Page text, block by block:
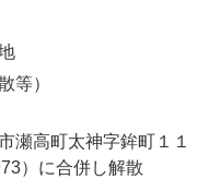
等）
瀬高町太神字鉾町１１
）に合併し解散